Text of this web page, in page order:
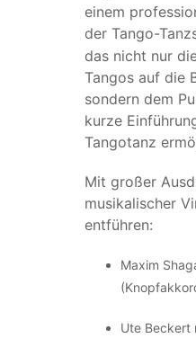
einem
der Tango-
das nicht nur
Tangos auf die
sondern dem
kurze
Tangotanz
Mit großer
musikalischer
entführen:
Maxim
Ute Beckert